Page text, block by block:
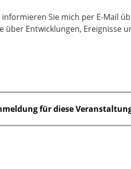
Sie mich per E-Mail
über Entwicklungen, Ereignisse
für diese